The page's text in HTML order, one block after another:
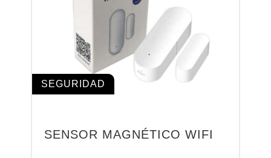
SEGURIDAD
SENSOR MAGNÉTICO WIFI